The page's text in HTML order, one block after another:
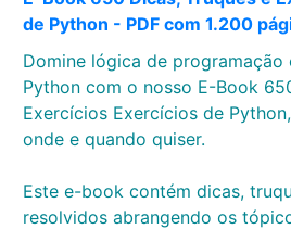
de Python - PDF com 1.200
Domine lógica de programação
Python com o nosso E-Book
Exercícios Exercícios de
onde e quando quiser.
Este e-book contém dicas,
resolvidos abrangendo os